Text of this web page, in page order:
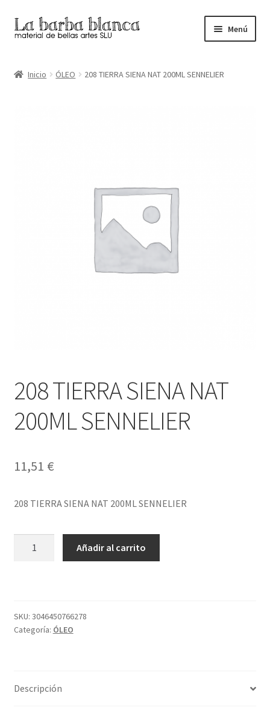
Ir
a
navegación
Ir
al
Menú
Inicio ÓLEO 208 TIERRA SIENA NAT 200ML SENNELIER
208 TIERRA SIENA NAT
200ML SENNELIER
11,51 €
208 TIERRA SIENA NAT 200ML SENNELIER
SENNELIER
cantidad
Añadir al carrito
SKU: 3046450766278
Categoría: ÓLEO
Descripción